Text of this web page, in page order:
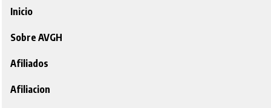
Inicio
Sobre AVGH
Afiliados
Afiliacion